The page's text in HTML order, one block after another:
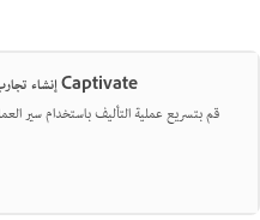
إنشاء تجارب تعليم إلكتروني غامرة مع Captivate
قم بتسريع عملية التأليف باستخدام سير